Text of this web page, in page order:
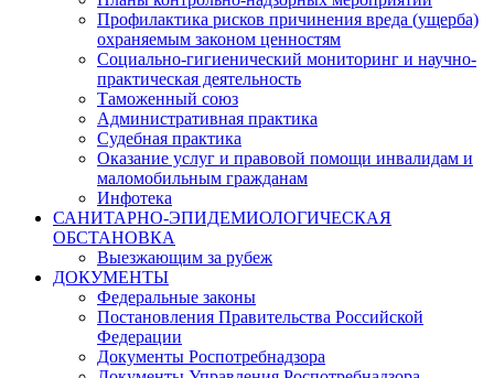
Профилактика рисков причинения вреда (ущерба)
охраняемым законом ценностям
Социально-гигиенический мониторинг и научно-
практическая деятельность
Таможенный союз
Административная практика
Судебная практика
Оказание услуг и правовой помощи инвалидам и
маломобильным гражданам
Инфотека
САНИТАРНО-ЭПИДЕМИОЛОГИЧЕСКАЯ
ОБСТАНОВКА
Выезжающим за рубеж
ДОКУМЕНТЫ
Федеральные законы
Постановления Правительства Российской
Федерации
Документы Роспотребнадзора